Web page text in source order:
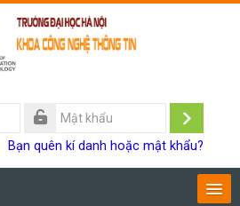
Đăng
Bạn quên kí danh hoặc mật khẩu?